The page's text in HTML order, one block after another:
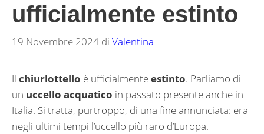
ufficialmente estinto
19 Novembre 2024 di Valentina
Il chiurlottello è ufficialmenteestinto. Parliamo di
un uccello acquatico in passato presente anche in
Italia. Si tratta, purtroppo, di una fine annunciata: era
negli ultimi tempi l’uccello più raro d’Europa.